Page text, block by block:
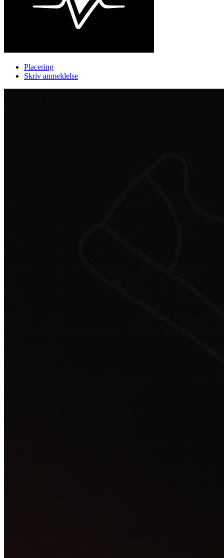
Placering
Skriv anmeldelse